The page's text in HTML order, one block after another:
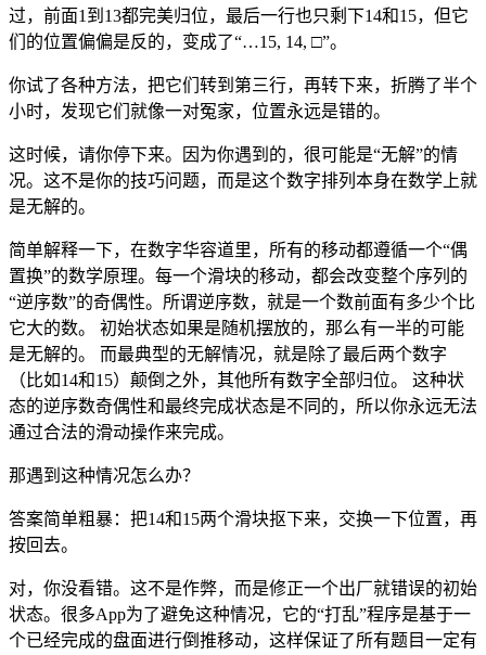
过，前面1到13都完美归位，最后一行也只剩下14和15，但它
们的位置偏偏是反的，变成了“…15, 14, □”。
你试了各种方法，把它们转到第三行，再转下来，折腾了半个
小时，发现它们就像一对冤家，位置永远是错的。
这时候，请你停下来。因为你遇到的，很可能是“无解”的情
况。这不是你的技巧问题，而是这个数字排列本身在数学上就
是无解的。
简单解释一下，在数字华容道里，所有的移动都遵循一个“偶
置换”的数学原理。每一个滑块的移动，都会改变整个序列的
“逆序数”的奇偶性。所谓逆序数，就是一个数前面有多少个比
它大的数。 初始状态如果是随机摆放的，那么有一半的可能
是无解的。 而最典型的无解情况，就是除了最后两个数字
（比如14和15）颠倒之外，其他所有数字全部归位。 这种状
态的逆序数奇偶性和最终完成状态是不同的，所以你永远无法
通过合法的滑动操作来完成。
那遇到这种情况怎么办？
答案简单粗暴：把14和15两个滑块抠下来，交换一下位置，再
按回去。
对，你没看错。这不是作弊，而是修正一个出厂就错误的初始
状态。很多App为了避免这种情况，它的“打乱”程序是基于一
个已经完成的盘面进行倒推移动，这样保证了所有题目一定有